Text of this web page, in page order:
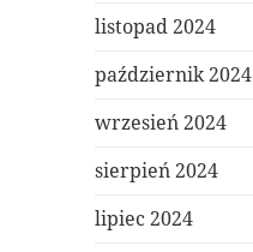
listopad 2024
październik 2024
wrzesień 2024
sierpień 2024
lipiec 2024